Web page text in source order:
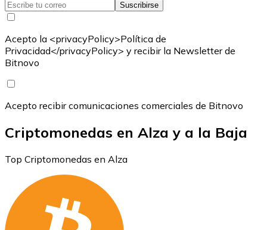
Suscribirse
Acepto la <privacyPolicy>Política de
Privacidad</privacyPolicy> y recibir la Newsletter de
Bitnovo
Acepto recibir comunicaciones comerciales de Bitnovo
Criptomonedas en Alza y a la Baja
Top Criptomonedas en Alza